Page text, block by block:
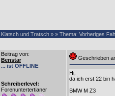
Klatsch und Tratsch » » Thema: Vorheriges
Beitrag von:
Benstar
... ist OFFLINE
Schreiberlevel:
Forenuntertertianer
Geschrieben
Hi,
da ich erst 22 bin
BMW M Z3